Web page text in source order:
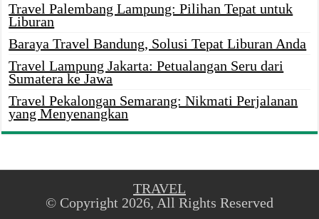
Travel Palembang Lampung: Pilihan Tepat untuk
Liburan
Baraya Travel Bandung, Solusi Tepat Liburan Anda
Travel Lampung Jakarta: Petualangan Seru dari
Sumatera ke Jawa
Travel Pekalongan Semarang: Nikmati Perjalanan
yang Menyenangkan
TRAVEL
© Copyright 2026, All Rights Reserved